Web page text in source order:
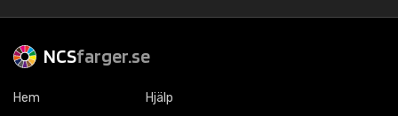
NCSfarger.se
Hem
Hjälp